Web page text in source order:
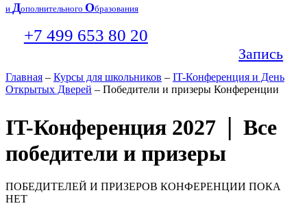
и Дополнительного Образования
+7 499 653 80 20
Запись
Главная – Курсы для школьников – IT-Конференция и День
Открытых Дверей – Победители и призеры Конференции
IT-Конференция 2027 | Все
победители и призеры
ПОБЕДИТЕЛЕЙ И ПРИЗЕРОВ КОНФЕРЕНЦИИ ПОКА
НЕТ